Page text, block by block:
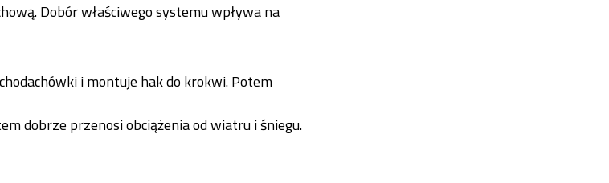
Dobór właściwego systemu wpływa na
i montuje hak do krokwi. Potem
dobrze przenosi obciążenia od wiatru i śniegu.